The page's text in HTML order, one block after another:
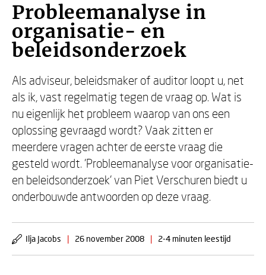
Probleemanalyse in
organisatie- en
beleidsonderzoek
Als adviseur, beleidsmaker of auditor loopt u, net
als ik, vast regelmatig tegen de vraag op. Wat is
nu eigenlijk het probleem waarop van ons een
oplossing gevraagd wordt? Vaak zitten er
meerdere vragen achter de eerste vraag die
gesteld wordt. 'Probleemanalyse voor organisatie-
en beleidsonderzoek' van Piet Verschuren biedt u
onderbouwde antwoorden op deze vraag.
Ilja Jacobs | 26 november 2008 | 2-4 minuten leestijd